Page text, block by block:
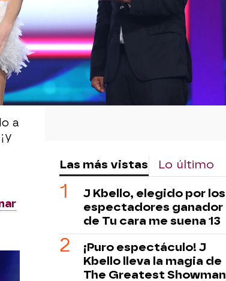
X
a
Las más vistas Lo último
J Kbello, elegido por los
espectadores ganador
de Tu cara me suena 13
¡Puro espectáculo! J
Kbello lleva la magia de
The Greatest Showman